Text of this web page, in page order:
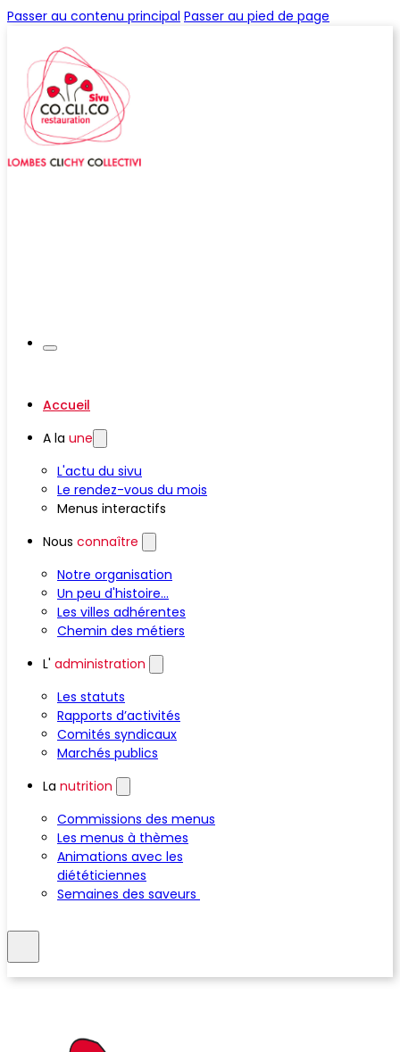
Passer au contenu principal Passer au pied de page
Accueil
A la une
L'actu du sivu
Le rendez-vous du mois
Menus interactifs
Nous connaître
Notre organisation
Un peu d'histoire...
Les villes adhérentes
Chemin des métiers
L' administration
Les statuts
Rapports d’activités
Comités syndicaux
Marchés publics
La nutrition
Commissions des menus
Les menus à thèmes
Animations avec les
diététiciennes
Semaines des saveurs